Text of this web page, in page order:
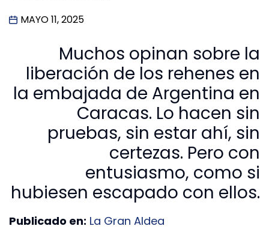
MAYO 11, 2025
Muchos opinan sobre la
liberación de los rehenes en
la embajada de Argentina en
Caracas. Lo hacen sin
pruebas, sin estar ahí, sin
certezas. Pero con
entusiasmo, como si
hubiesen escapado con ellos.
Publicado en: La Gran Aldea